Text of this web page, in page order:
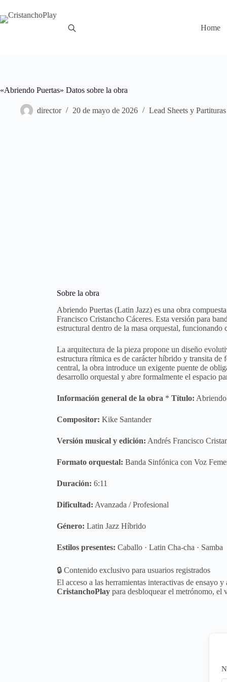
contenido
Home
«Abriendo Puertas» Datos sobre la obra
director 20 de mayo de 2026 Lead Sheets y Partituras
Sobre la obra
Abriendo Puertas (Latin Jazz) es una obra
Francisco Cristancho Cáceres. Esta versión para
estructural dentro de la masa orquestal,
La arquitectura de la pieza propone un diseño
estructura rítmica es de carácter híbrido y transita
central, la obra introduce un exigente puente de
desarrollo orquestal y abre formalmente el espacio
Información general de la obra * Título:
Compositor: Kike Santander
Versión musical y edición: Andrés Francisco
Formato orquestal: Banda Sinfónica con Voz
Duración: 6:11
Dificultad: Avanzada / Profesional
Género: Latin Jazz Híbrido
Estilos presentes: Caballo · Latin Cha-cha · Samba
🔒 Contenido exclusivo para usuarios registrados
El acceso a las herramientas interactivas de ensayo
CristanchoPlay para desbloquear el metrónomo, el